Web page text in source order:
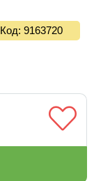
Код: 9163720